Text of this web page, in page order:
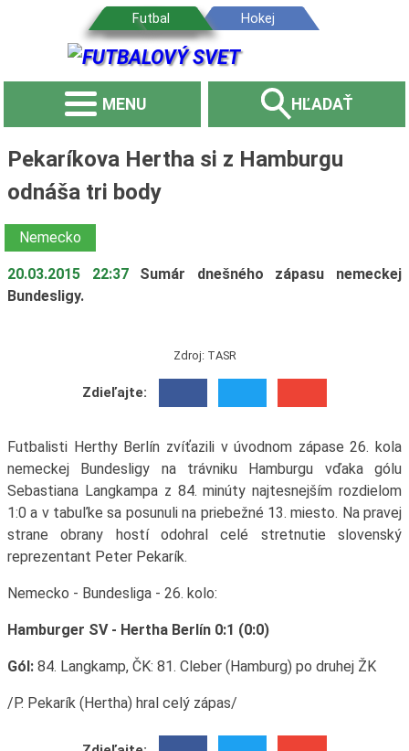
MENU HĽADAŤ
Pekaríkova Hertha si z Hamburgu
odnáša tri body
Nemecko
20.03.2015 22:37
Sumár dnešného zápasu nemeckej
Bundesligy.
Zdroj: TASR
Zdieľajte:
Futbalisti Herthy Berlín zvíťazili v úvodnom zápase 26. kola
nemeckej Bundesligy na trávniku Hamburgu vďaka gólu
Sebastiana Langkampa z 84. minúty najtesnejším rozdielom
1:0 a v tabuľke sa posunuli na priebežné 13. miesto. Na pravej
strane obrany hostí odohral celé stretnutie slovenský
reprezentant Peter Pekarík.
Nemecko - Bundesliga - 26. kolo:
Hamburger SV - Hertha Berlín 0:1 (0:0)
Gól:84. Langkamp, ČK: 81. Cleber (Hamburg) po druhej ŽK
/P. Pekarík (Hertha) hral celý zápas/